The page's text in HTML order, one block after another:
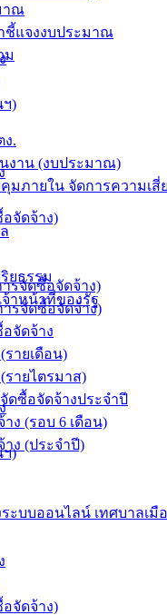
ฯ)
จัดจ้าง)
รจัดซื้อจัดจ้าง)
รจัดซื้อจัดจ้าง)
จัดจ้าง
ายเดือน)
รายไตรมาส)
ดซื้อจัดจ้างประจำปี
ง (รอบ 6 เดือน)
ง (ประจำปี)
ระบบออนไลน์ เทศบาลเมื
าณ
ชี้แจงงบประมาณ
ม
.
งาน (งบประมาณ)
มภายใน จัดการความเสี่
ยธรรม
าหน้าที่ของรัฐ
ฯ)
จัดจ้าง)